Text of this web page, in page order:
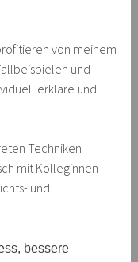
von meinem
und
erkläre und
Techniken
mit Kolleginnen
und
bessere